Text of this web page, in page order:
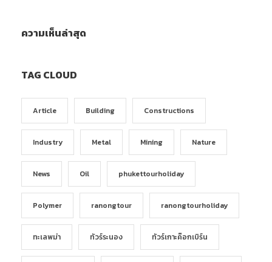
ความเห็นล่าสุด
TAG CLOUD
Article Building Constructions
Industry Metal Mining Nature
News Oil phukettourholiday
Polymer ranongtour ranongtourholiday
ทะเลพม่า ทัวร์ระนอง ทัวร์เกาะค๊อกเบิร์น